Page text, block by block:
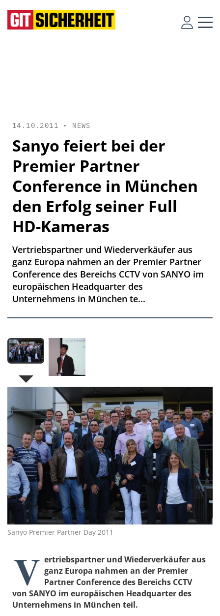
14.10.2011 • NEWS
Sanyo feiert bei der
Premier Partner
Conference in München
den Erfolg seiner Full
HD-Kameras
Vertriebspartner und Wiederverkäufer aus
ganz Europa nahmen an der Premier Partner
Conference des Bereichs CCTV von SANYO im
europäischen Headquarter des
Unternehmens in München te...
Sanyo Premier Partner Day 2011
V ertriebspartner und Wiederverkäufer aus
ganz Europa nahmen an der Premier
Partner Conference des Bereichs CCTV
von SANYO im europäischen Headquarter des
Unternehmens in München teil.